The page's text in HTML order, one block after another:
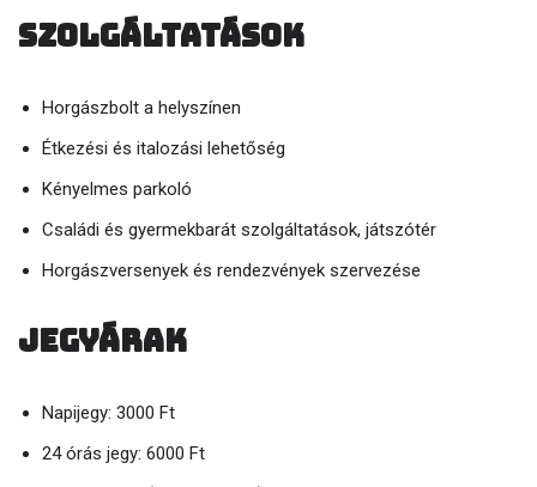
Szolgáltatások
Horgászbolt a helyszínen
Étkezési és italozási lehetőség
Kényelmes parkoló
Családi és gyermekbarát szolgáltatások, játszótér
Horgászversenyek és rendezvények szervezése
Jegyárak
Napijegy: 3000 Ft
24 órás jegy: 6000 Ft